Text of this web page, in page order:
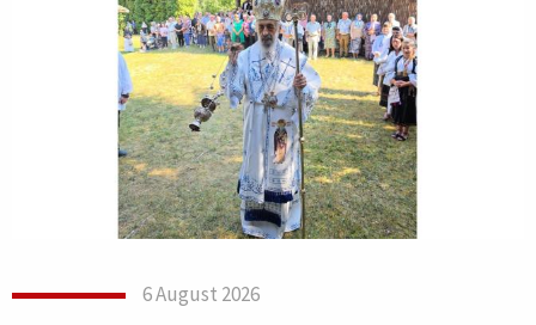
6 August 2026